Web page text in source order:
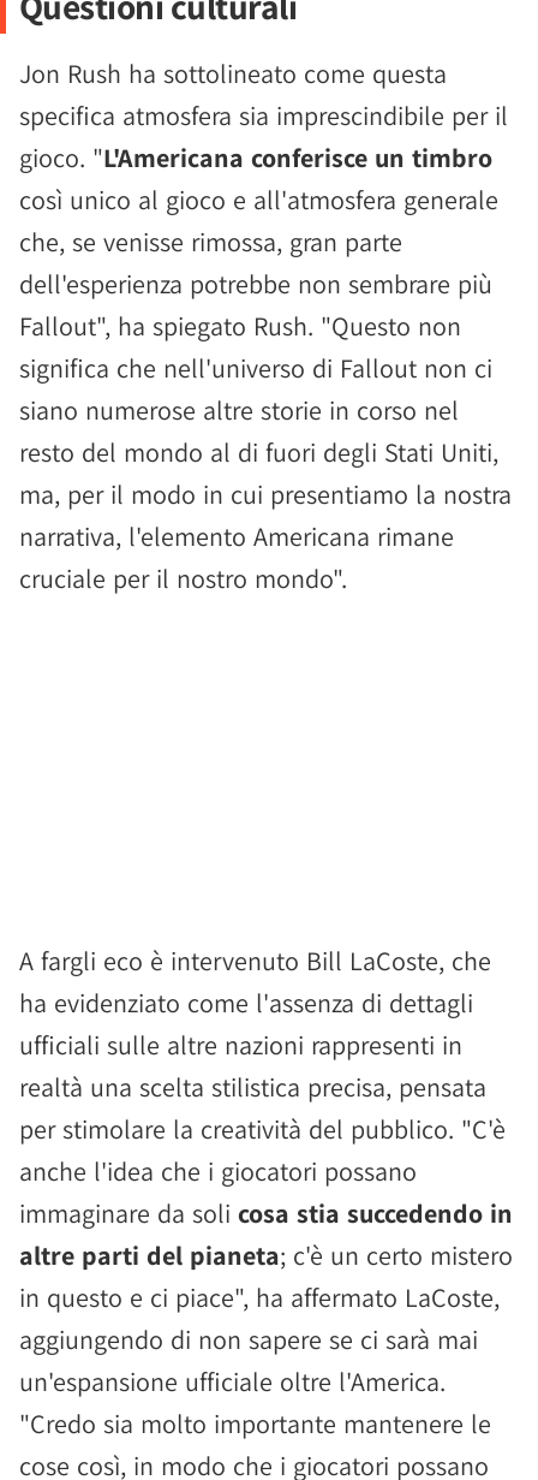
Jon Rush ha sottolineato come questa
specifica atmosfera sia imprescindibile per il
gioco. "L'Americana conferisce un timbro
così unico al gioco e all'atmosfera generale
che, se venisse rimossa, gran parte
dell'esperienza potrebbe non sembrare più
Fallout", ha spiegato Rush. "Questo non
significa che nell'universo di Fallout non ci
siano numerose altre storie in corso nel
resto del mondo al di fuori degli Stati Uniti,
ma, per il modo in cui presentiamo la nostra
narrativa, l'elemento Americana rimane
cruciale per il nostro mondo".
A fargli eco è intervenuto Bill LaCoste, che
ha evidenziato come l'assenza di dettagli
ufficiali sulle altre nazioni rappresenti in
realtà una scelta stilistica precisa, pensata
per stimolare la creatività del pubblico. "C'è
anche l'idea che i giocatori possano
immaginare da soli cosa stia succedendo in
altre parti del pianeta; c'è un certo mistero
in questo e ci piace", ha affermato LaCoste,
aggiungendo di non sapere se ci sarà mai
un'espansione ufficiale oltre l'America.
"Credo sia molto importante mantenere le
cose così, in modo che i giocatori possano